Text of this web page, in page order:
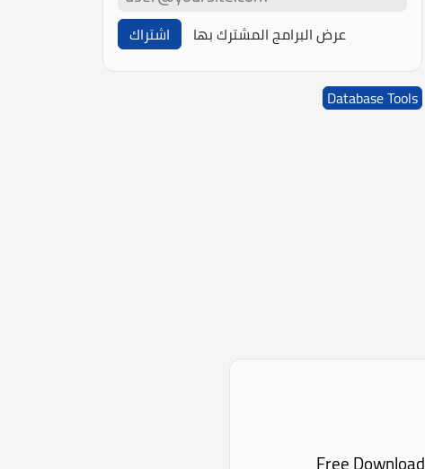
عرض البرامج المشترك بها اشتراك
Database Tools